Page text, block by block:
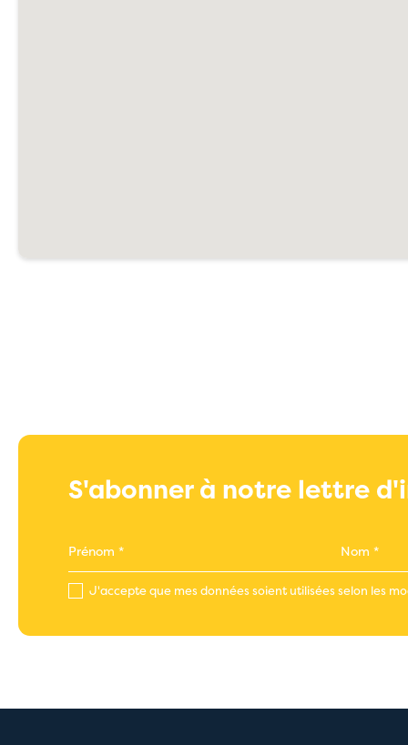
S'abonner à notre lettre
J'accepte que mes données soient utilisées selon les